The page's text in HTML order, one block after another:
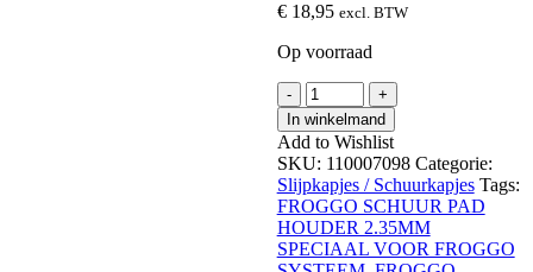
€18,95 excl. BTW
Op voorraad
-
FROGGO
SCHUUR
PAD
HOUDER
2.35MM
SPECIAAL
VOOR
FROGGO
SYSTEEM
+
In winkelmand
Add to Wishlist
SKU: 110007098 Categorie:
Slijpkapjes / Schuurkapjes Tags:
FROGGO SCHUUR PAD
HOUDER 2.35MM
SPECIAAL VOOR FROGGO